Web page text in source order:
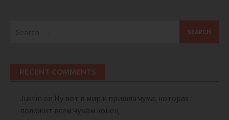
RECENT COMMENTS
Justin on Ну вот в мир и пришла чума, которая
положит всем чумам конец.